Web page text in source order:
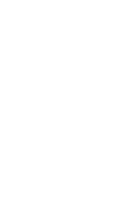
TABELL